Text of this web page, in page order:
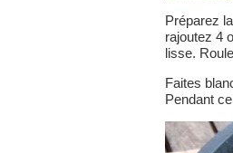
Préparez
rajoutez 4
lisse.
Faites
Pendant